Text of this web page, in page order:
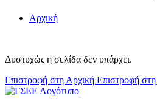
Αρχική
Δυστυχώς η σελίδα δεν υπάρχει.
Επιστροφή στη Αρχική Επιστροφή